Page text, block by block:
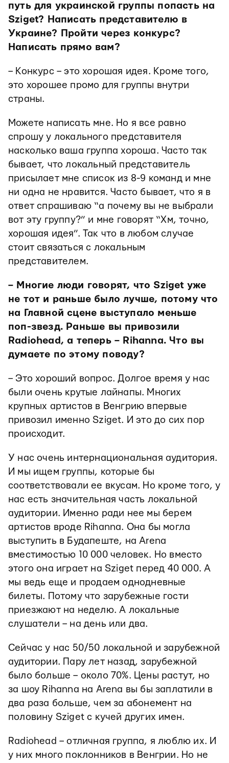
путь для украинской группы попасть на
Sziget? Написать представителю в
Украине? Пройти через конкурс?
Написать прямо вам?
– Конкурс – это хорошая идея. Кроме того,
это хорошее промо для группы внутри
страны.
Можете написать мне. Но я все равно
спрошу у локального представителя
насколько ваша группа хороша. Часто так
бывает, что локальный представитель
присылает мне список из 8-9 команд и мне
ни одна не нравится. Часто бывает, что я в
ответ спрашиваю “а почему вы не выбрали
вот эту группу?” и мне говорят “Хм, точно,
хорошая идея”. Так что в любом случае
стоит связаться с локальным
представителем.
– Многие люди говорят, что Sziget уже
не тот и раньше было лучше, потому что
на Главной сцене выступало меньше
поп-звезд. Раньше вы привозили
Radiohead, а теперь – Rihanna. Что вы
думаете по этому поводу?
– Это хороший вопрос. Долгое время у нас
были очень крутые лайнапы. Многих
крупных артистов в Венгрию впервые
привозил именно Sziget. И это до сих пор
происходит.
У нас очень интернациональная аудитория.
И мы ищем группы, которые бы
соответствовали ее вкусам. Но кроме того, у
нас есть значительная часть локальной
аудитории. Именно ради нее мы берем
артистов вроде Rihanna. Она бы могла
выступить в Будапеште, на Arena
вместимостью 10 000 человек. Но вместо
этого она играет на Sziget перед 40 000. А
мы ведь еще и продаем однодневные
билеты. Потому что зарубежные гости
приезжают на неделю. А локальные
слушатели – на день или два.
Сейчас у нас 50/50 локальной и зарубежной
аудитории. Пару лет назад, зарубежной
было больше – около 70%. Цены растут, но
за шоу Rihanna на Arena вы бы заплатили в
два раза больше, чем за абонемент на
половину Sziget с кучей других имен.
Radiohead – отличная группа, я люблю их. И
у них много поклонников в Венгрии. Но не